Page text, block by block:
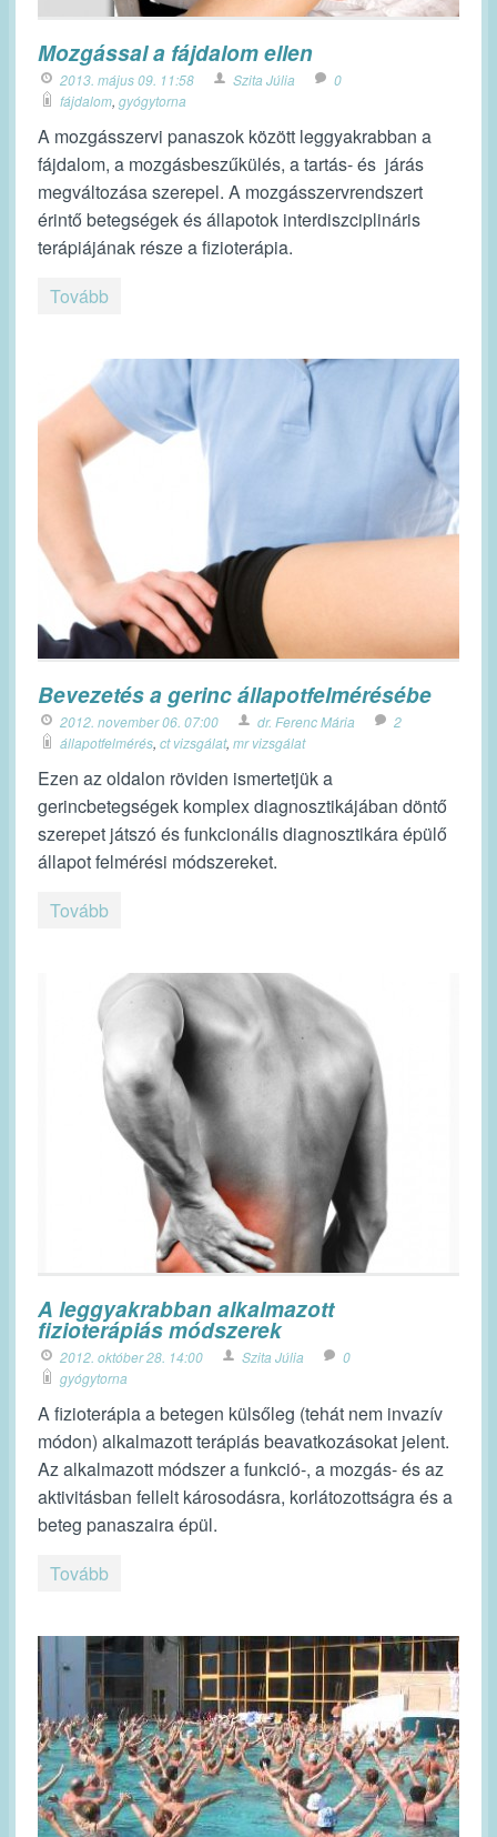
Mozgással a fájdalom ellen
2013. május 09. 11:58 Szita Júlia
0
fájdalom, gyógytorna
A mozgásszervi panaszok között leggyakrabban a
fájdalom, a mozgásbeszűkülés, a tartás- és járás
megváltozása szerepel. A mozgásszervrendszert
érintő betegségek és állapotok interdiszciplináris
terápiájának része a fizioterápia.
Tovább
Bevezetés a gerinc állapotfelmérésébe
2012. november 06. 07:00 dr. Ferenc Mária
2
állapotfelmérés, ct vizsgálat, mr vizsgálat
Ezen az oldalon röviden ismertetjük a
gerincbetegségek komplex diagnosztikájában döntő
szerepet játszó és funkcionális diagnosztikára épülő
állapot felmérési módszereket.
Tovább
A leggyakrabban alkalmazott
fizioterápiás módszerek
2012. október 28. 14:00 Szita Júlia
0
gyógytorna
A fizioterápia a betegen külsőleg (tehát nem invazív
módon) alkalmazott terápiás beavatkozásokat jelent.
Az alkalmazott módszer a funkció-, a mozgás- és az
aktivitásban fellelt károsodásra, korlátozottságra és a
beteg panaszaira épül.
Tovább